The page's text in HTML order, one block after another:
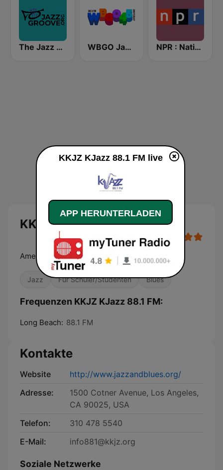
The Jazz Groove Mix #2 WBGO Jazz 88.3 FM NPR : National Public Radio
KKJZ KJazz 88.1 FM
America's #1 Jazz & Blues Station
Jazz Für Schüler/Studenten Blues
Frequenzen KKJZ KJazz 88.1 FM:
Long Beach: 88.1 FM
Kontakte
Website
http://www.jazzandblues.org/
Adresse:
1500 Cotner Avenue, Los Angeles,
CA 90025, USA
Telefon:
310 478 5540
E-Mail:
info881@kkjz.org
Soziale Netzwerke
KKJZ KJazz 88.1 FM live
APP HERUNTERLADEN